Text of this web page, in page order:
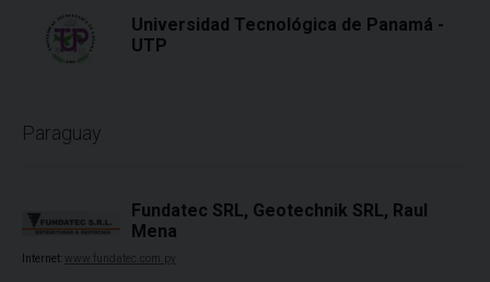
Universidad Tecnológica de Panamá -
UTP
Paraguay
Fundatec SRL, Geotechnik SRL, Raul
Mena
Internet: www.fundatec.com.py